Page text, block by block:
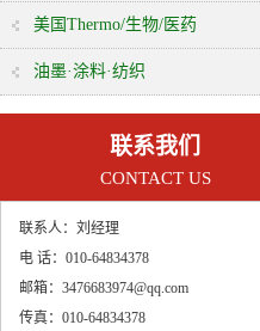
美国Thermo/生物/医药
油墨·涂料·纺织
联系我们
CONTACT US
联系人： 刘经理
电 话： 010-64834378
邮箱： 3476683974@qq.com
传真： 010-64834378